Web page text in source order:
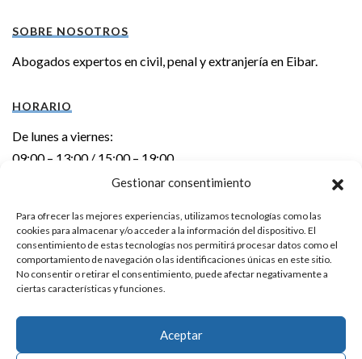
Gestionar consentimiento
Para ofrecer las mejores experiencias, utilizamos tecnologías como las
cookies para almacenar y/o acceder a la información del dispositivo. El
consentimiento de estas tecnologías nos permitirá procesar datos como el
comportamiento de navegación o las identificaciones únicas en este sitio.
No consentir o retirar el consentimiento, puede afectar negativamente a
ciertas características y funciones.
Aceptar
SOBRE NOSOTROS
Abogados expertos en civil, penal y extranjería en Eibar.
HORARIO
De lunes a viernes:
09:00 – 13:00 / 15:00 – 19:00
Errebal kalea 6 – 1º izda.
20600 EIBAR (Gipuzkoa)
E-mail:info@laka.eus